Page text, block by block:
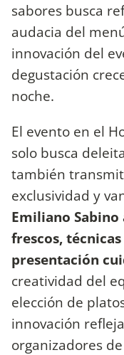
sabores busca
audacia del
innovación del
degustación
noche.
El evento en el
solo busca
también
exclusividad y
Emiliano
frescos,
presentación
creatividad del
elección de
innovación
organizadores